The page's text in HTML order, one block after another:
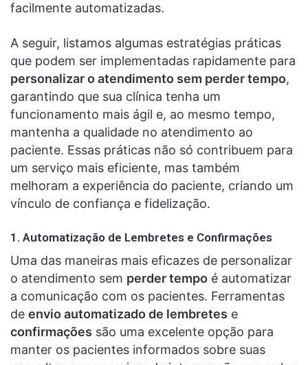
facilmente automatizadas.
A seguir, listamos algumas estratégias práticas
que podem ser implementadas rapidamente para
personalizar o atendimento sem perder tempo,
garantindo que sua clínica tenha um
funcionamento mais ágil e, ao mesmo tempo,
mantenha a qualidade no atendimento ao
paciente. Essas práticas não só contribuem para
um serviço mais eficiente, mas também
melhoram a experiência do paciente, criando um
vínculo de confiança e fidelização.
1. Automatização de Lembretes e Confirmações
Uma das maneiras mais eficazes de personalizar
o atendimento sem perder tempo é automatizar
a comunicação com os pacientes. Ferramentas
de envio automatizado de lembretes e
confirmações são uma excelente opção para
manter os pacientes informados sobre suas